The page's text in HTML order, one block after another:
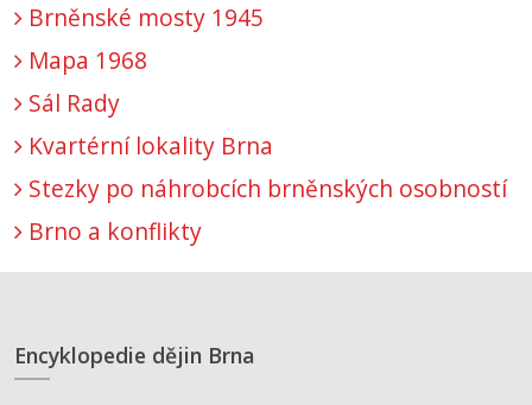
Brněnské mosty 1945
Mapa 1968
Sál Rady
Kvartérní lokality Brna
Stezky po náhrobcích brněnských osobností
Brno a konflikty
Encyklopedie dějin Brna